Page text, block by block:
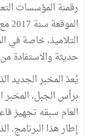
رقمنة المؤسسات
التلاميذ، خاصة في
حديثة والاستفادة
يُعدّ المخبر الجديد
برأس الجبل، المخبر
العام سبقه تجهيز
إطار هذا البرنامج.